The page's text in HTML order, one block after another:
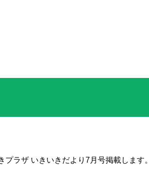
ラザ いきいきだより7月号掲載します。